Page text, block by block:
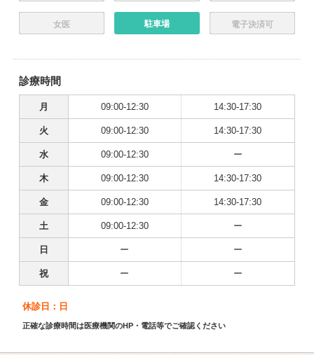
女医 駐車場 電子決済可
診療時間
月 09:00-12:30 14:30-17:30
火 09:00-12:30 14:30-17:30
水 09:00-12:30 ー
木 09:00-12:30 14:30-17:30
金 09:00-12:30 14:30-17:30
土 09:00-12:30 ー
日 ー ー
祝 ー ー
休診日：日
正確な診療時間は医療機関のHP・電話等でご確認ください